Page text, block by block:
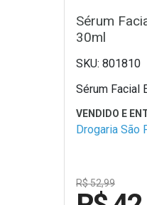
Sérum
30ml
801810
Sérum Facial
Drogaria São
R$ 52,99